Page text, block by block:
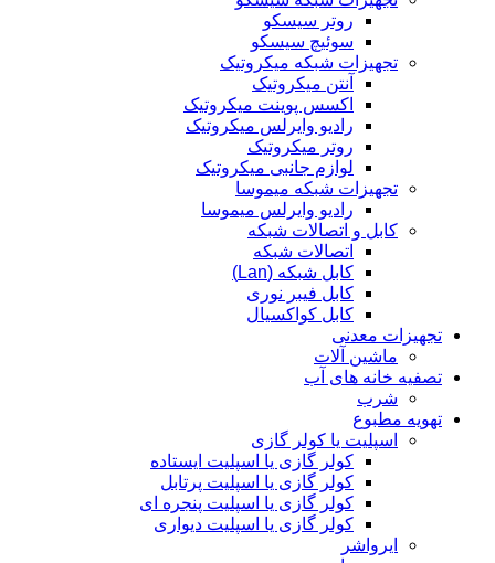
روتر سیسکو
سوئیچ سیسکو
تجهیزات شبکه میکروتیک
آنتن میکروتیک
اکسس پوینت میکروتیک
رادیو وایرلس میکروتیک
روتر میکروتیک
لوازم جانبی میکروتیک
تجهیزات شبکه میموسا
رادیو وایرلس میموسا
کابل و اتصالات شبکه
اتصالات شبکه
کابل شبکه (Lan)
کابل فیبر نوری
کابل کواکسیال
تجهیزات معدنی
ماشین آلات
تصفیه خانه های آب
شرب
تهویه مطبوع
اسپلیت یا کولر گازی
کولر گازی یا اسپلیت ایستاده
کولر گازی یا اسپلیت پرتابل
کولر گازی یا اسپلیت پنجره ای
کولر گازی یا اسپلیت دیواری
ایرواشر